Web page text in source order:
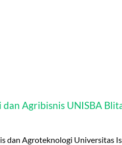
Agribisnis UNISBA
dan Agroteknologi Universitas